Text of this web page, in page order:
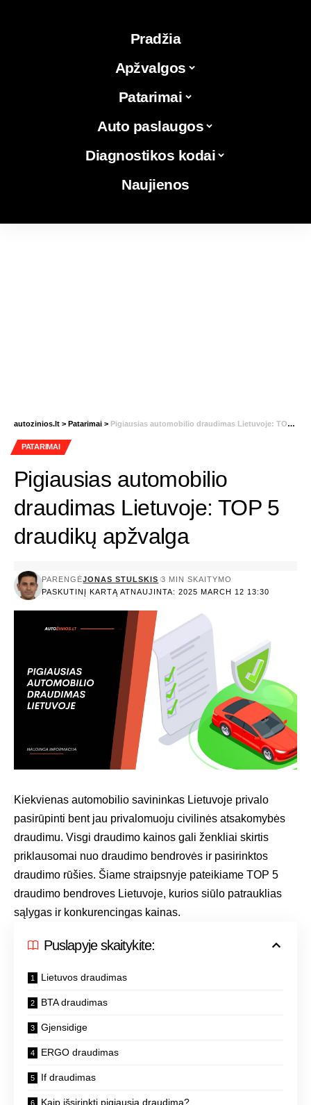
Pradžia
Apžvalgos
Patarimai
Auto paslaugos
Diagnostikos kodai
Naujienos
autozinios.lt > Patarimai > Pigiausias automobilio draudimas Lietuvoje: TOP 5 draudikų apžvalga
PATARIMAI
Pigiausias automobilio
draudimas Lietuvoje: TOP 5
draudikų apžvalga
PASKUTINĮ KARTĄ ATNAUJINTA: 2025 MARCH 12 13:30
PARENGĖJONAS STULSKIS 3 MIN SKAITYMO
Kiekvienas automobilio savininkas Lietuvoje privalo
pasirūpinti bent jau privalomuoju civilinės atsakomybės
draudimu. Visgi draudimo kainos gali ženkliai skirtis
priklausomai nuo draudimo bendrovės ir pasirinktos
draudimo rūšies. Šiame straipsnyje pateikiame TOP 5
draudimo bendroves Lietuvoje, kurios siūlo patrauklias
sąlygas ir konkurencingas kainas.
Puslapyje skaitykite:
Lietuvos draudimas
BTA draudimas
Gjensidige
ERGO draudimas
If draudimas
Kaip išsirinkti pigiausią draudimą?